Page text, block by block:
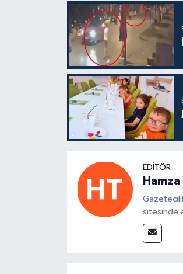
EDITÖR
Hamza
sitesinde